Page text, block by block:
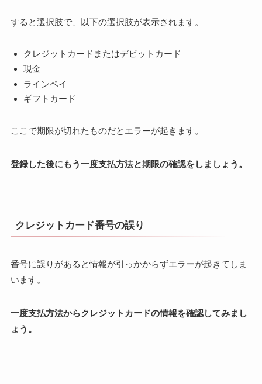
すると選択肢で、以下の選択肢が表示されます。
クレジットカードまたはデビットカード
現金
ラインペイ
ギフトカード
ここで期限が切れたものだとエラーが起きます。
登録した後にもう一度支払方法と期限の確認をしましょう。
クレジットカード番号の誤り
番号に誤りがあると情報が引っかからずエラーが起きてしま
います。
一度支払方法からクレジットカードの情報を確認してみまし
ょう。